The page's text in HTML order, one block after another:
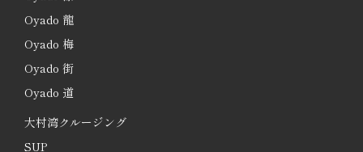
Oyado 龍
Oyado 梅
Oyado 街
Oyado 道
大村湾クルージング
SUP